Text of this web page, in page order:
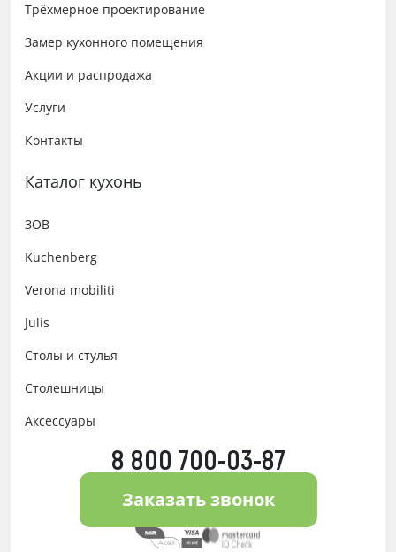
Трёхмерное проектирование
Замер кухонного помещения
Акции и распродажа
Услуги
Контакты
Каталог кухонь
ЗОВ
Kuchenberg
Verona mobiliti
Julis
Столы и стулья
Столешницы
Аксессуары
8 800 700-03-87
Заказать звонок